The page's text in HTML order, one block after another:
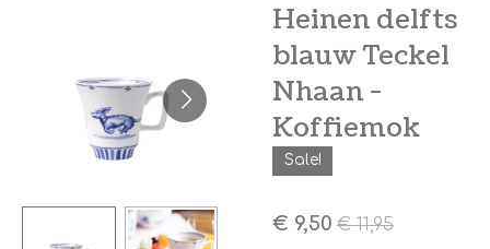
Heinen delfts
blauw Teckel
Nhaan -
Koffiemok
Sale!
€ 9,50 € 11,95